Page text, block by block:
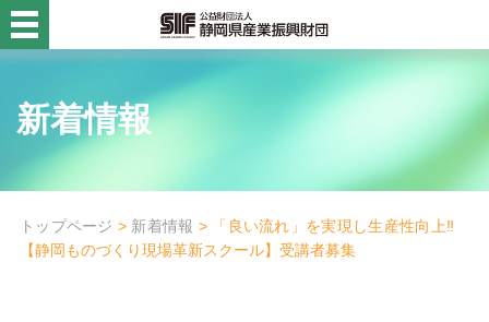
活用例・コラム
財団概要
目的別
新着情報
トップページ > 新着情報 > 「良い流れ」を実現し生産性向上‼
【静岡ものづくり現場革新スクール】受講者募集